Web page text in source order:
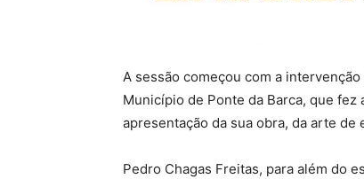
A sessão começou com a
Município de Ponte da Barca, que
apresentação da sua obra, da arte
Pedro Chagas Freitas, para além do